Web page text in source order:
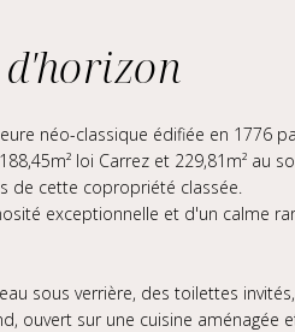
d'horizon
néo-classique édifiée en 1776
loi Carrez et 229,81m² au
de cette copropriété classée.
exceptionnelle et d'un calme
sous verrière, des toilettes
ouvert sur une cuisine aménagée